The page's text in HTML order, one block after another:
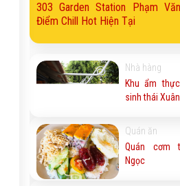
303 Garden Station Phạm
Điểm Chill Hot Hiện Tại
Nhà hàng
Khu ẩm
sinh thái
Quán ăn
Quán cơm
Ngọc